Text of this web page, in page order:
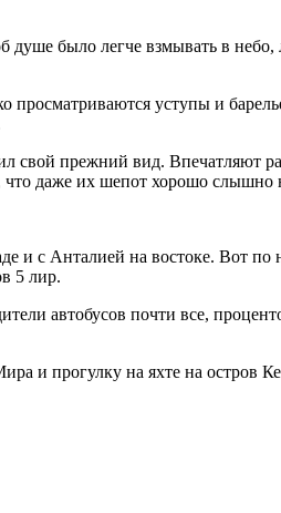
душе было легче взмывать в
просматриваются уступы и
свой прежний вид. Впечатляют
что даже их шепот хорошо слышно
и с Анталией на востоке. Вот
5 лир.
автобусов почти все,
и прогулку на яхте на остров